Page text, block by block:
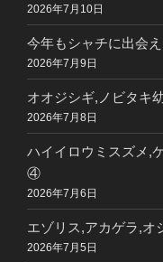
2026年7月10日
今年もシャチに出会
2026年7月9日
オオジシギ,ノビタキ
2026年7月8日
ハイイロウミスズメ,
④
2026年7月6日
エゾリス,アカゲラ,
2026年7月5日